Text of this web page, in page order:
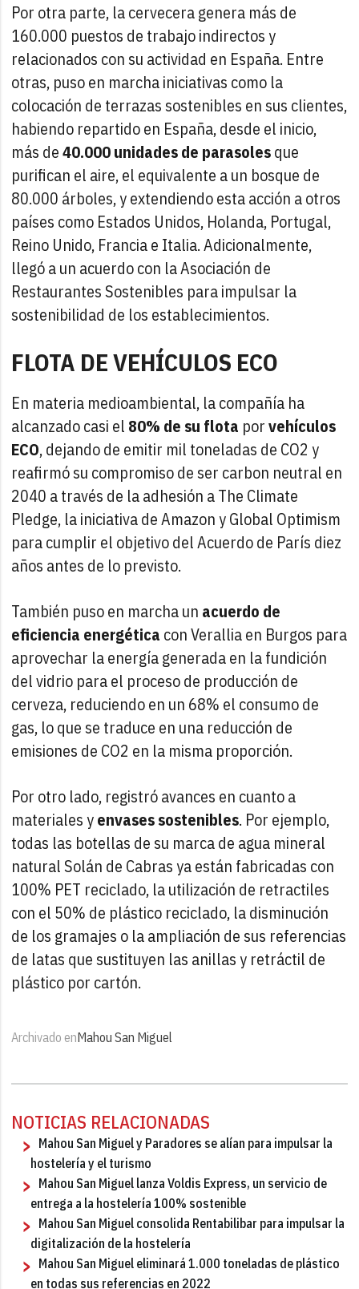
Por otra parte, la cervecera genera más de
160.000 puestos de trabajo indirectos y
relacionados con su actividad en España. Entre
otras, puso en marcha iniciativas como la
colocación de terrazas sostenibles en sus clientes,
habiendo repartido en España, desde el inicio,
más de40.000 unidades de parasolesque
purifican el aire, el equivalente a un bosque de
80.000 árboles, y extendiendo esta acción a otros
países como Estados Unidos, Holanda, Portugal,
Reino Unido, Francia e Italia. Adicionalmente,
llegó a un acuerdo con la Asociación de
Restaurantes Sostenibles para impulsar la
sostenibilidad de los establecimientos.
FLOTA DE VEHÍCULOS ECO
En materia medioambiental, la compañía ha
alcanzado casi el 80% de su flota porvehículos
ECO, dejando de emitir mil toneladas de CO2 y
reafirmó su compromiso de ser carbon neutral en
2040 a través de la adhesión a The Climate
Pledge, la iniciativa de Amazon y Global Optimism
para cumplir el objetivo del Acuerdo de París diez
años antes de lo previsto.
También puso en marcha un acuerdo de
eficiencia energética con Verallia en Burgos para
aprovechar la energía generada en la fundición
del vidrio para el proceso de producción de
cerveza, reduciendo en un 68% el consumo de
gas, lo que se traduce en una reducción de
emisiones de CO2 en la misma proporción.
Por otro lado, registró avances en cuanto a
materiales yenvases sostenibles. Por ejemplo,
todas las botellas de su marca de agua mineral
natural Solán de Cabras ya están fabricadas con
100% PET reciclado, la utilización de retractiles
con el 50% de plástico reciclado, la disminución
de los gramajes o la ampliación de sus referencias
de latas que sustituyen las anillas y retráctil de
plástico por cartón.
Archivado enMahou San Miguel
NOTICIAS RELACIONADAS
Mahou San Miguel y Paradores se alían para impulsar la
hostelería y el turismo
Mahou San Miguel lanza Voldis Express, un servicio de
entrega a la hostelería 100% sostenible
Mahou San Miguel consolida Rentabilibar para impulsar la
digitalización de la hostelería
Mahou San Miguel eliminará 1.000 toneladas de plástico
en todas sus referencias en 2022